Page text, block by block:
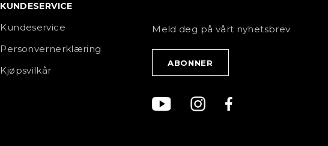
KUNDESERVICE
Kundeservice
Personvernerklæring
Kjøpsvilkår
Meld deg på vårt nyhetsbrev